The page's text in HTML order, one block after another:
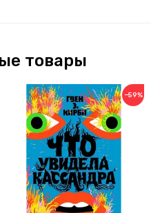
товары
−59%